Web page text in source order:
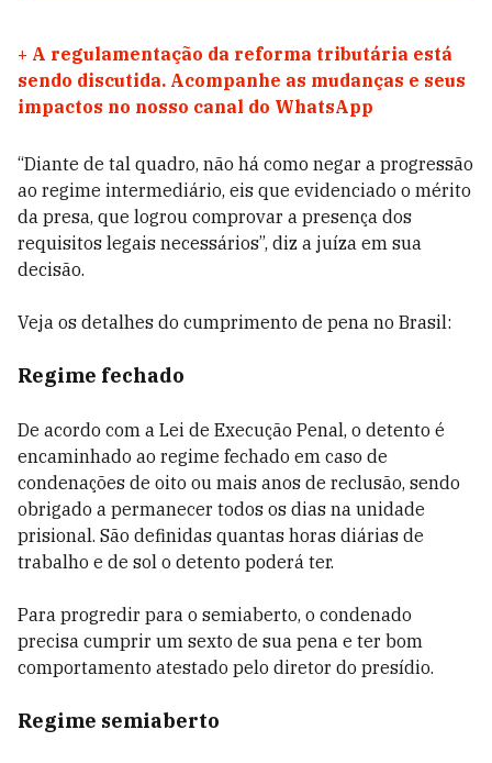
+ A regulamentação da reforma tributária está
sendo discutida. Acompanhe as mudanças e seus
impactos no nosso canal do WhatsApp
“Diante de tal quadro, não há como negar a progressão
ao regime intermediário, eis que evidenciado o mérito
da presa, que logrou comprovar a presença dos
requisitos legais necessários”, diz a juíza em sua
decisão.
Veja os detalhes do cumprimento de pena no Brasil:
Regime fechado
De acordo com a Lei de Execução Penal, o detento é
encaminhado ao regime fechado em caso de
condenações de oito ou mais anos de reclusão, sendo
obrigado a permanecer todos os dias na unidade
prisional. São definidas quantas horas diárias de
trabalho e de sol o detento poderá ter.
Para progredir para o semiaberto, o condenado
precisa cumprir um sexto de sua pena e ter bom
comportamento atestado pelo diretor do presídio.
Regime semiaberto